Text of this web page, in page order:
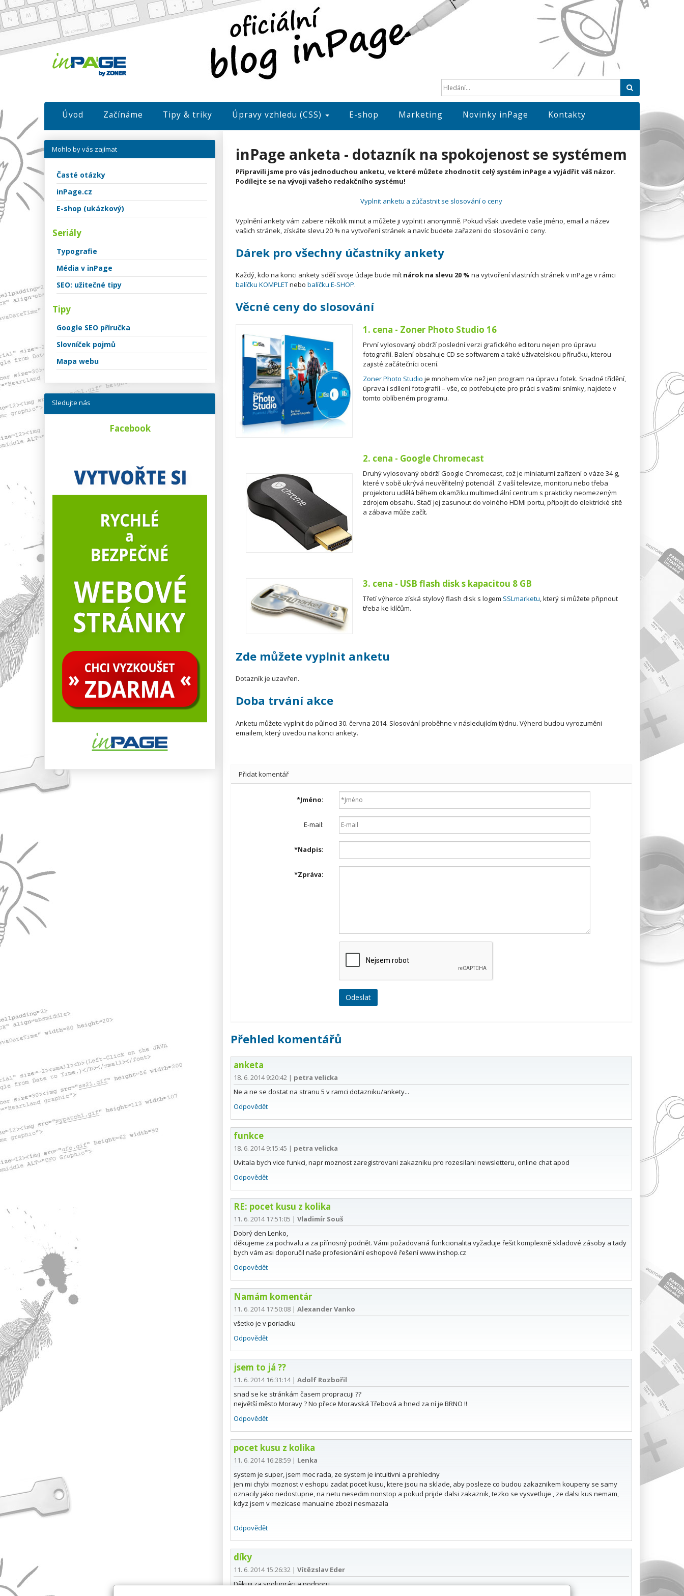
Úvod Začínáme Tipy & triky Úpravy vzhledu (CSS) E-shop Marketing Novinky inPage Kontakty
inPage anketa - dotazník na spokojenost se systémem
Připravili jsme pro vás jednoduchou anketu, ve které můžete zhodnotit celý systém inPage a vyjádřit váš názor.
Podílejte se na vývoji vašeho redakčního systému!
Vyplnit anketu a zúčastnit se slosování o ceny
Vyplnění ankety vám zabere několik minut a můžete ji vyplnit i anonymně. Pokud však uvedete vaše jméno, email a název
vašich stránek, získáte slevu 20 % na vytvoření stránek a navíc budete zařazeni do slosování o ceny.
Dárek pro všechny účastníky ankety
Každý, kdo na konci ankety sdělí svoje údaje bude mít nárok na slevu 20 % na vytvoření vlastních stránek v inPage v rámci
balíčku KOMPLETnebo balíčku E-SHOP.
Věcné ceny do slosování
1. cena - Zoner Photo Studio 16
První vylosovaný obdrží poslední verzi grafického editoru nejen pro úpravu
fotografií. Balení obsahuje CD se softwarem a také uživatelskou příručku, kterou
zajisté začátečníci ocení.
Zoner Photo Studio je mnohem více než jen program na úpravu fotek. Snadné třídění,
úprava i sdílení fotografií – vše, co potřebujete pro práci s vašimi snímky, najdete v
tomto oblíbeném programu.
2. cena - Google Chromecast
Druhý vylosovaný obdrží Google Chromecast, což je miniaturní zařízení o váze 34 g,
které v sobě ukrývá neuvěřitelný potenciál. Z vaší televize, monitoru nebo třeba
projektoru udělá během okamžiku multimediální centrum s prakticky neomezeným
zdrojem obsahu. Stačí jej zasunout do volného HDMI portu, připojit do elektrické sítě
a zábava může začít.
3. cena - USB flash disk s kapacitou 8 GB
Třetí výherce získá stylový flash disk s logem SSLmarketu, který si můžete připnout
třeba ke klíčům.
Zde můžete vyplnit anketu
Dotazník je uzavřen.
Doba trvání akce
Anketu můžete vyplnit do půlnoci 30. června 2014. Slosování proběhne v následujícím týdnu. Výherci budou vyrozuměni
emailem, který uvedou na konci ankety.
Přidat komentář
*Jméno:
E-mail:
*Nadpis:
*Zpráva:
Přehled komentářů
anketa
18. 6. 2014 9:20:42 | petra velicka
Ne a ne se dostat na stranu 5 v ramci dotazniku/ankety...
Odpovědět
funkce
18. 6. 2014 9:15:45 | petra velicka
Uvitala bych vice funkci, napr moznost zaregistrovani zakazniku pro rozesilani newsletteru, online chat apod
Odpovědět
RE: pocet kusu z kolika
11. 6. 2014 17:51:05 | Vladimír Souš
Dobrý den Lenko,
děkujeme za pochvalu a za přínosný podnět. Vámi požadovaná funkcionalita vyžaduje řešit komplexně skladové zásoby a tady
bych vám asi doporučil naše profesionální eshopové řešení www.inshop.cz
Odpovědět
Namám komentár
11. 6. 2014 17:50:08 | Alexander Vanko
všetko je v poriadku
Odpovědět
jsem to já ??
11. 6. 2014 16:31:14 | Adolf Rozbořil
snad se ke stránkám časem propracuji ??
největší město Moravy ? No přece Moravská Třebová a hned za ní je BRNO !!
Odpovědět
pocet kusu z kolika
11. 6. 2014 16:28:59 | Lenka
system je super, jsem moc rada, ze system je intuitivni a prehledny
jen mi chybi moznost v eshopu zadat pocet kusu, ktere jsou na sklade, aby posleze co budou zakaznikem koupeny se samy
oznacily jako nedostupne, na netu nesedim nonstop a pokud prijde dalsi zakaznik, tezko se vysvetluje , ze dalsi kus nemam,
kdyz jsem v mezicase manualne zbozi nesmazala
Odpovědět
díky
11. 6. 2014 15:26:32 | Vítězslav Eder
Děkuji za spolupráci a podporu
Mohlo by vás zajímat
Časté otázky
inPage.cz
E-shop (ukázkový)
Seriály
Typografie
Média v inPage
SEO: užitečné tipy
Tipy
Google SEO příručka
Slovníček pojmů
Mapa webu
Sledujte nás
Facebook